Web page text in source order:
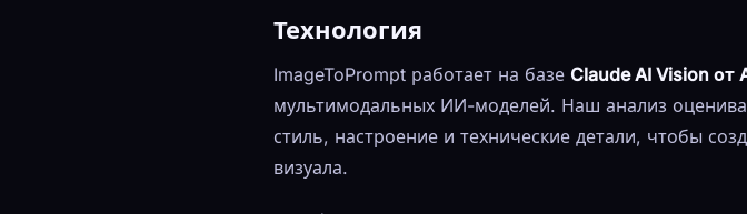
Технология
ImageToPrompt работает на базе Claude AI Vision от
мультимодальных ИИ-моделей. Наш анализ
стиль, настроение и технические детали, чтобы
визуала.